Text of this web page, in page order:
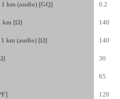
km (audio) [GQ] 0.2
km [Ω] 140
1 km (audio) [Ω] 140
30
65
120